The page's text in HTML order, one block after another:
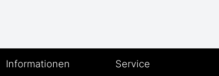
Informationen Service